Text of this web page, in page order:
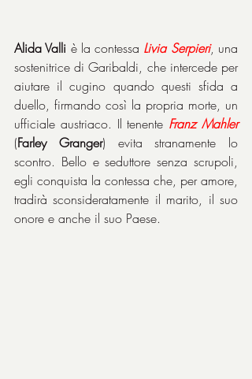
Alida Valli è la contessa Livia Serpieri, una
sostenitrice di Garibaldi, che intercede per
aiutare il cugino quando questi sfida a
duello, firmando così la propria morte, un
ufficiale austriaco. Il tenente Franz Mahler
(Farley Granger) evita stranamente lo
scontro. Bello e seduttore senza scrupoli,
egli conquista la contessa che, per amore,
tradirà sconsideratamente il marito, il suo
onore e anche il suo Paese.